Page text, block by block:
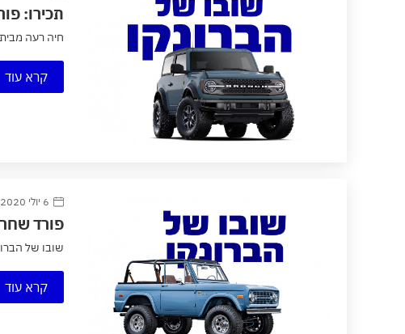
תכירו: פורד
חיה רעה
קרא עוד
6 יולי 2020
פורד
שובו של
קרא עוד